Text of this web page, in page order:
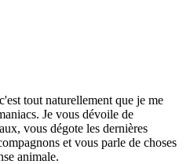
tout naturellement que je me
Je vous dévoile de
vous dégote les dernières
et vous parle de choses
animale.